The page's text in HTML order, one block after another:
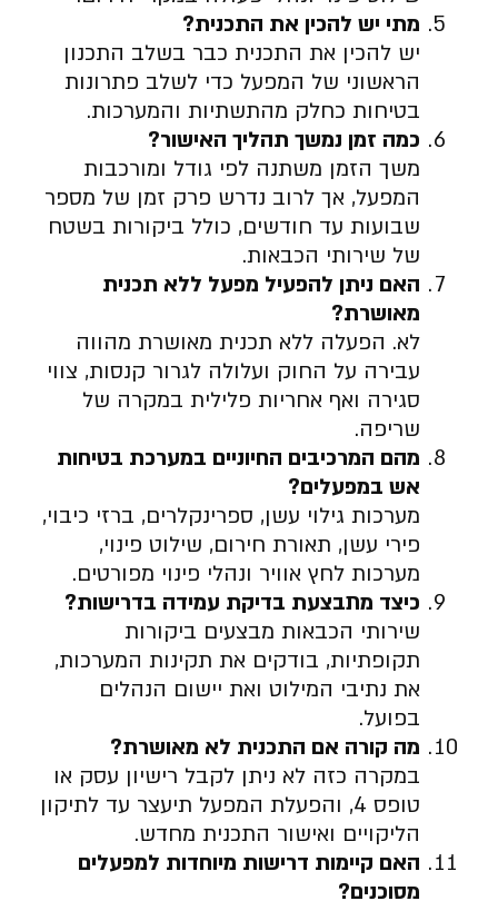
מתי יש להכין את התכנית?
יש להכין את התכנית כבר בשלב התכנון
הראשוני של המפעל כדי לשלב פתרונות
בטיחות כחלק מהתשתיות והמערכות.
כמה זמן נמשך תהליך האישור?
משך הזמן משתנה לפי גודל ומורכבות
המפעל, אך לרוב נדרש פרק זמן של מספר
שבועות עד חודשים, כולל ביקורות בשטח
של שירותי הכבאות.
האם ניתן להפעיל מפעל ללא תכנית
מאושרת?
לא. הפעלה ללא תכנית מאושרת מהווה
עבירה על החוק ועלולה לגרור קנסות, צווי
סגירה ואף אחריות פלילית במקרה של
שריפה.
מהם המרכיבים החיוניים במערכת בטיחות
אש במפעלים?
מערכות גילוי עשן, ספרינקלרים, ברזי כיבוי,
פירי עשן, תאורת חירום, שילוט פינוי,
מערכות לחץ אוויר ונהלי פינוי מפורטים.
כיצד מתבצעת בדיקת עמידה בדרישות?
שירותי הכבאות מבצעים ביקורות
תקופתיות, בודקים את תקינות המערכות,
את נתיבי המילוט ואת יישום הנהלים
בפועל.
מה קורה אם התכנית לא מאושרת?
במקרה כזה לא ניתן לקבל רישיון עסק או
טופס 4, והפעלת המפעל תיעצר עד לתיקון
הליקויים ואישור התכנית מחדש.
האם קיימות דרישות מיוחדות למפעלים
מסוכנים?